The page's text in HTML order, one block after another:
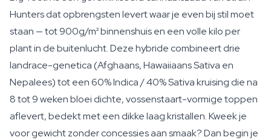
Hunters dat opbrengsten levert waar je even bij stil moet
staan — tot 900g/m² binnenshuis en een volle kilo per
plant in de buitenlucht. Deze hybride combineert drie
landrace-genetica (Afghaans, Hawaiiaans Sativa en
Nepalees) tot een 60% Indica / 40% Sativa kruising die na
8 tot 9 weken bloei dichte, vossenstaart-vormige toppen
aflevert, bedekt met een dikke laag kristallen. Kweek je
voor gewicht zonder concessies aan smaak? Dan begin je